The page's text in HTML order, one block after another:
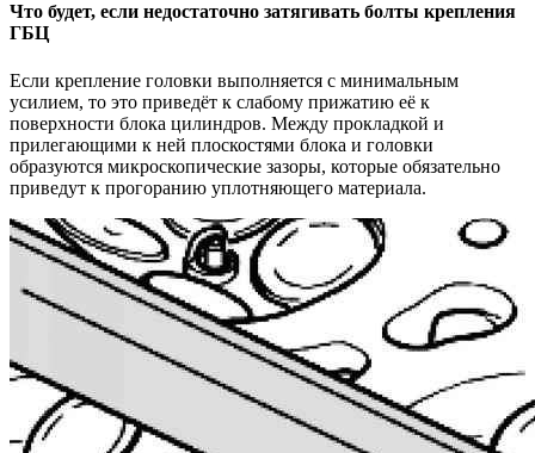
Что будет, если недостаточно затягивать болты крепления
ГБЦ
Если крепление головки выполняется с минимальным
усилием, то это приведёт к слабому прижатию её к
поверхности блока цилиндров. Между прокладкой и
прилегающими к ней плоскостями блока и головки
образуются микроскопические зазоры, которые обязательно
приведут к прогоранию уплотняющего материала.